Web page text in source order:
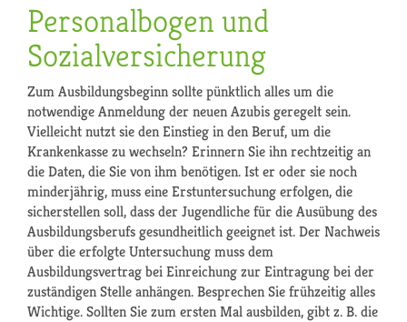
Personalbogen und
Sozialversicherung
Zum Ausbildungsbeginn sollte pünktlich alles um die
notwendige Anmeldung der neuen Azubis geregelt sein.
Vielleicht nutzt sie den Einstieg in den Beruf, um die
Krankenkasse zu wechseln? Erinnern Sie ihn rechtzeitig an
die Daten, die Sie von ihm benötigen. Ist er oder sie noch
minderjährig, muss eine Erstuntersuchung erfolgen, die
sicherstellen soll, dass der Jugendliche für die Ausübung des
Ausbildungsberufs gesundheitlich geeignet ist. Der Nachweis
über die erfolgte Untersuchung muss dem
Ausbildungsvertrag bei Einreichung zur Eintragung bei der
zuständigen Stelle anhängen. Besprechen Sie frühzeitig alles
Wichtige. Sollten Sie zum ersten Mal ausbilden, gibt z. B. die